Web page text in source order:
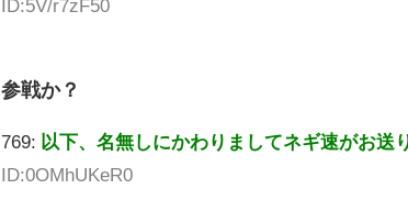
ID:5V/r7zF50
参戦か？
769: 以下、名無しにかわりましてネギ速がお送
ID:0OMhUKeR0